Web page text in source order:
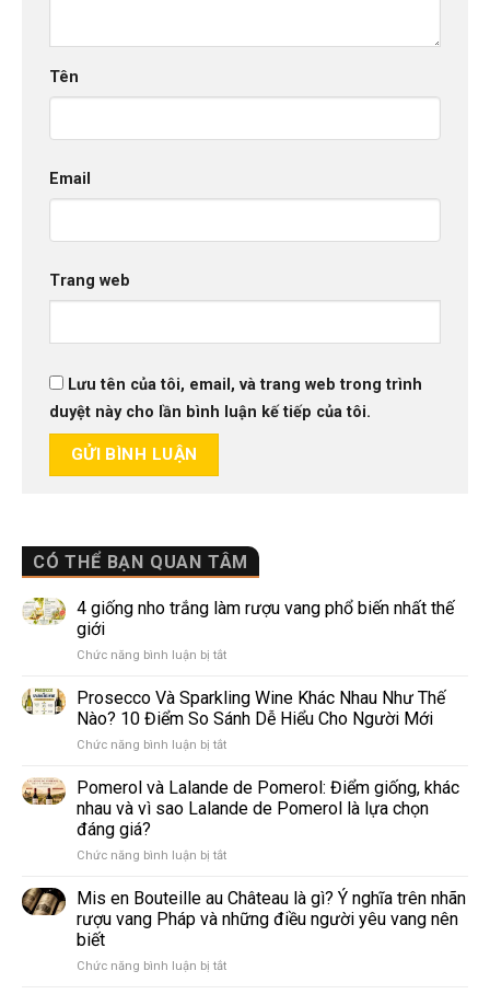
CÓ THỂ BẠN QUAN TÂM
4 giống nho trắng làm rượu vang phổ biến nhất thế
giới
Chức năng bình luận bị tắtở
giống
nho
trắng
làm
vang
phổ
thế
Prosecco Và Sparkling Wine Khác Nhau Như Thế
Nào? 10 Điểm So Sánh Dễ Hiểu Cho Người Mới
Chức năng bình luận bị tắtở
Và
Sparkling
Wine
Nhau
Thế
Nào?
So
Pomerol và Lalande de Pomerol: Điểm giống, khác
nhau và vì sao Lalande de Pomerol là lựa chọn
đáng giá?
Chức năng bình luận bị tắtở
và
Lalande
de
Điểm
Mis en Bouteille au Château là gì? Ý nghĩa trên nhãn
rượu vang Pháp và những điều người yêu vang nên
biết
Chức năng bình luận bị tắtở
Tên
Email
Trang web
Lưu tên của tôi, email, và trang web trong trình
duyệt này cho lần bình luận kế tiếp của tôi.